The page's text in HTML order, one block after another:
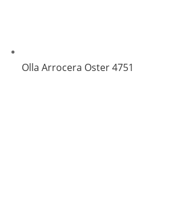
Olla Arrocera Oster 4751